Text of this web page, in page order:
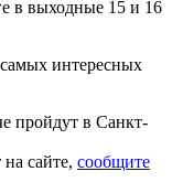
в выходные 15 и 16
интересных
пройдут в Санкт-
сайте, сообщите